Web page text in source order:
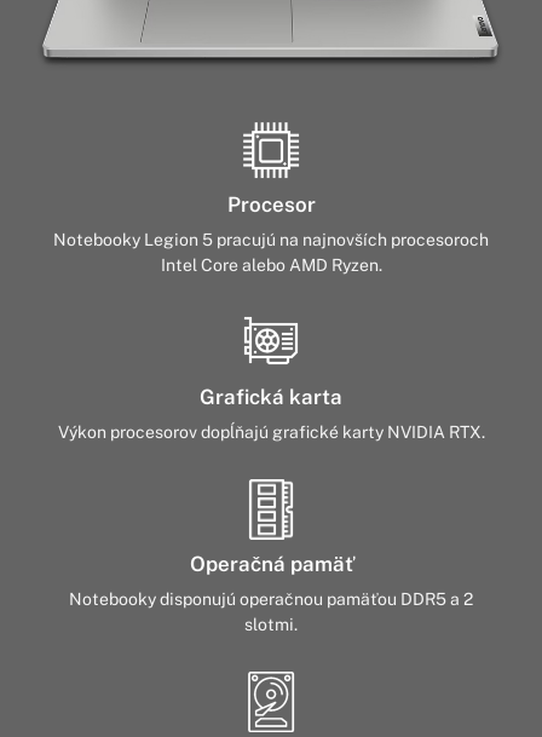
Procesor
Notebooky Legion 5 pracujú na najnovších procesoroch
Intel Core alebo AMD Ryzen.
Grafická karta
Výkon procesorov dopĺňajú grafické karty NVIDIA RTX.
Operačná pamäť
Notebooky disponujú operačnou pamäťou DDR5 a 2
slotmi.